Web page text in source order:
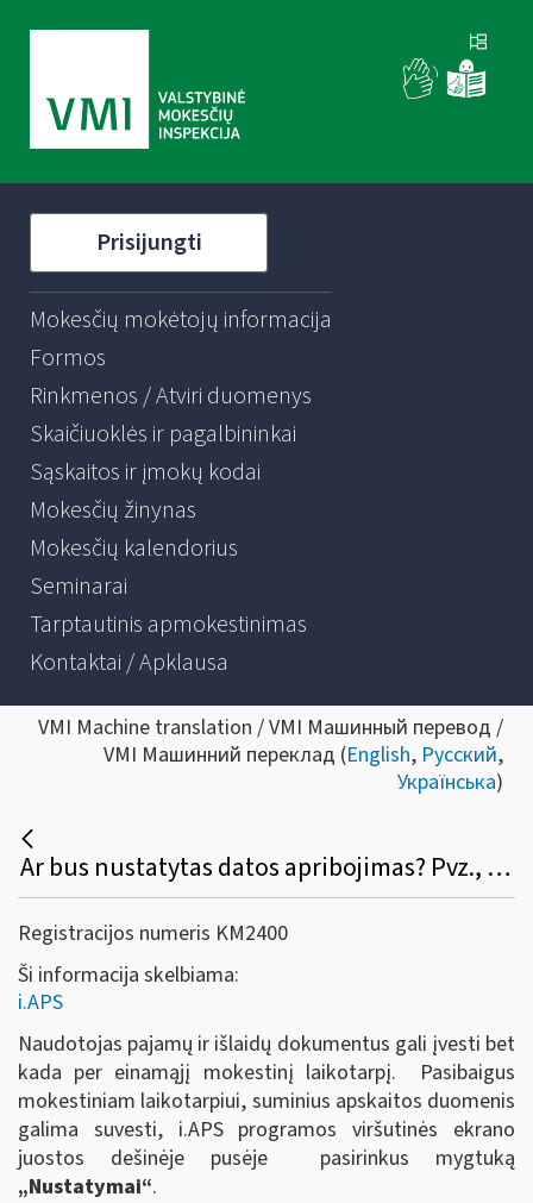
Prisijungti
Mokesčių mokėtojų informacija
Formos
Rinkmenos / Atviri duomenys
Skaičiuoklės ir pagalbininkai
Sąskaitos ir įmokų kodai
Mokesčių žinynas
Mokesčių kalendorius
Seminarai
Tarptautinis apmokestinimas
Kontaktai / Apklausa
VMI Machine translation / VMI Машинный перевод /
VMI Машинний переклад (English, Русский,
Українська)
Ar bus nustatytas datos apribojimas? Pvz., išrašiau S / F, pamiršau įvesti į programą, galėsiu tą padaryti po pusmečio atbuline data?
Registracijos numeris KM2400
Ši informacija skelbiama:
i.APS
Naudotojas pajamų ir išlaidų dokumentus gali įvesti bet
kada per einamąjį mokestinį laikotarpį. Pasibaigus
mokestiniam laikotarpiui, suminius apskaitos duomenis
galima suvesti, i.APS programos viršutinės ekrano
juostos dešinėje pusėje pasirinkus mygtuką
„Nustatymai“.